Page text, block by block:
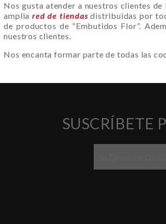
Nos gusta atender a nuestros clientes
ampliared de tiendas distribuidas por
de productos de “Embutidos Flor”.
nuestros clientes.
Nos encanta formar parte de todas las
SUSCRÍBETE